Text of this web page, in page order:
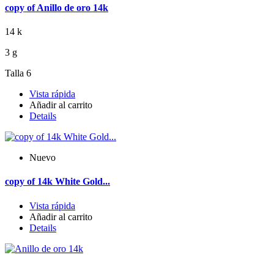
copy of Anillo de oro 14k
14 k
3 g
Talla 6
Vista rápida
Añadir al carrito
Details
Nuevo
copy of 14k White Gold...
Vista rápida
Añadir al carrito
Details